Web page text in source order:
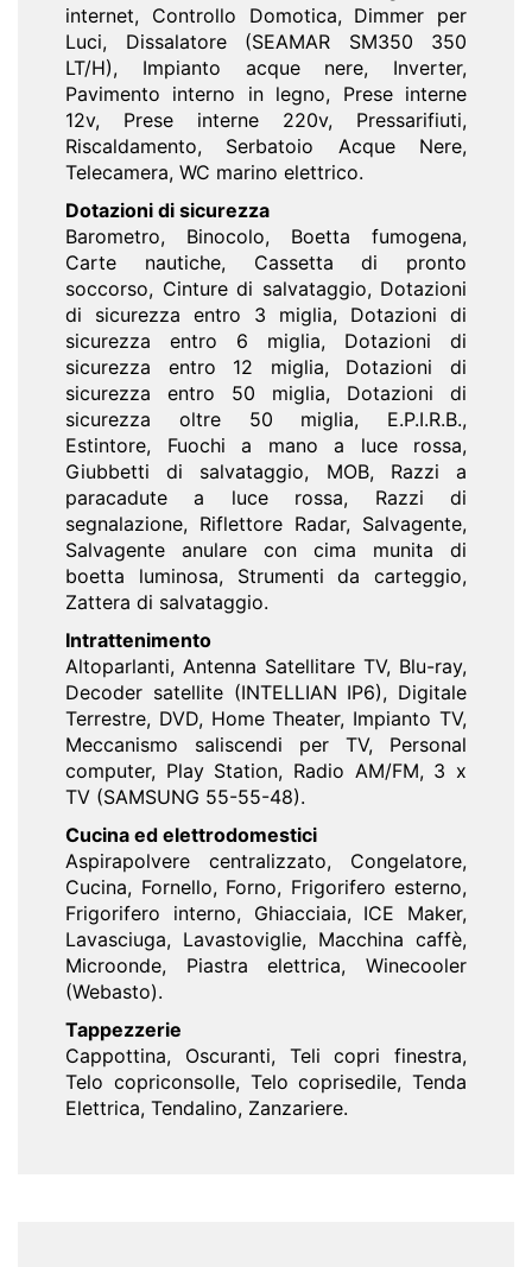
internet, Controllo Domotica, Dimmer per
Luci, Dissalatore (SEAMAR SM350 350
LT/H), Impianto acque nere, Inverter,
Pavimento interno in legno, Prese interne
12v, Prese interne 220v, Pressarifiuti,
Riscaldamento, Serbatoio Acque Nere,
Telecamera, WC marino elettrico.
Dotazioni di sicurezza
Barometro, Binocolo, Boetta fumogena,
Carte nautiche, Cassetta di pronto
soccorso, Cinture di salvataggio, Dotazioni
di sicurezza entro 3 miglia, Dotazioni di
sicurezza entro 6 miglia, Dotazioni di
sicurezza entro 12 miglia, Dotazioni di
sicurezza entro 50 miglia, Dotazioni di
sicurezza oltre 50 miglia, E.P.I.R.B.,
Estintore, Fuochi a mano a luce rossa,
Giubbetti di salvataggio, MOB, Razzi a
paracadute a luce rossa, Razzi di
segnalazione, Riflettore Radar, Salvagente,
Salvagente anulare con cima munita di
boetta luminosa, Strumenti da carteggio,
Zattera di salvataggio.
Intrattenimento
Altoparlanti, Antenna Satellitare TV, Blu-ray,
Decoder satellite (INTELLIAN IP6), Digitale
Terrestre, DVD, Home Theater, Impianto TV,
Meccanismo saliscendi per TV, Personal
computer, Play Station, Radio AM/FM, 3 x
TV (SAMSUNG 55-55-48).
Cucina ed elettrodomestici
Aspirapolvere centralizzato, Congelatore,
Cucina, Fornello, Forno, Frigorifero esterno,
Frigorifero interno, Ghiacciaia, ICE Maker,
Lavasciuga, Lavastoviglie, Macchina caffè,
Microonde, Piastra elettrica, Winecooler
(Webasto).
Tappezzerie
Cappottina, Oscuranti, Teli copri finestra,
Telo copriconsolle, Telo coprisedile, Tenda
Elettrica, Tendalino, Zanzariere.